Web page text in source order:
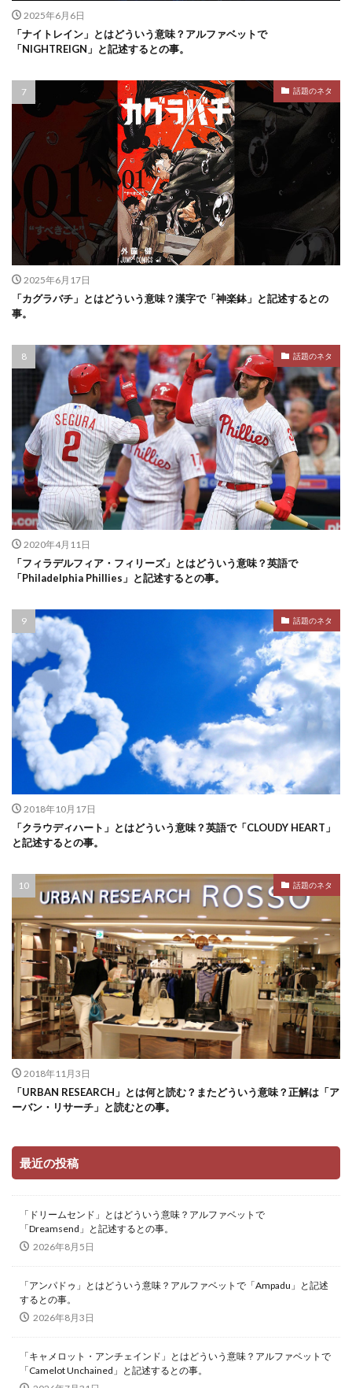
2025年6月6日
「ナイトレイン」とはどういう意味？アルファベットで
「NIGHTREIGN」と記述するとの事。
話題のネタ
2025年6月17日
「カグラバチ」とはどういう意味？漢字で「神楽鉢」と記述するとの
事。
話題のネタ
2020年4月11日
「フィラデルフィア・フィリーズ」とはどういう意味？英語で
「Philadelphia Phillies」と記述するとの事。
話題のネタ
2018年10月17日
「クラウディハート」とはどういう意味？英語で「CLOUDY HEART」
と記述するとの事。
話題のネタ
2018年11月3日
「URBAN RESEARCH」とは何と読む？またどういう意味？正解は「ア
ーバン・リサーチ」と読むとの事。
最近の投稿
「ドリームセンド」とはどういう意味？アルファベットで
「Dreamsend」と記述するとの事。
2026年8月5日
「アンパドゥ」とはどういう意味？アルファベットで「Ampadu」と記述
するとの事。
2026年8月3日
「キャメロット・アンチェインド」とはどういう意味？アルファベットで
「Camelot Unchained」と記述するとの事。